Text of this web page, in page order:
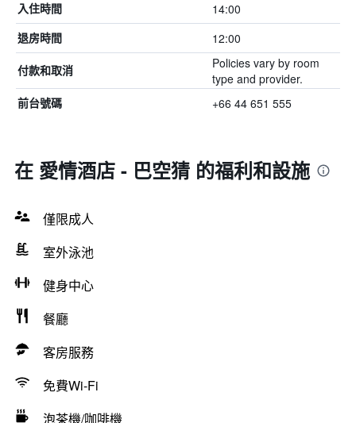
入住時間 14:00
退房時間 12:00
付款和取消
Policies vary by room
type and provider.
前台號碼 +66 44 651 555
在 愛情酒店 - 巴空猜 的福利和設施
僅限成人
室外泳池
健身中心
餐廳
客房服務
免費Wi-Fi
泡茶機/咖啡機